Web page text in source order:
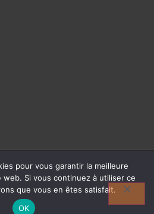
de confidentialité| CGV|
Politique
: BE0794 182 946
pour vous garantir la meilleure
Si vous continuez à utiliser ce
que vous en êtes satisfait.
OK